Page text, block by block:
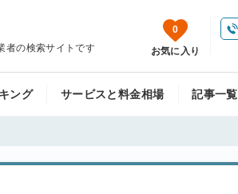
者の検索サイトです
0
お気に入り
ング サービスと料金相場 記事一覧